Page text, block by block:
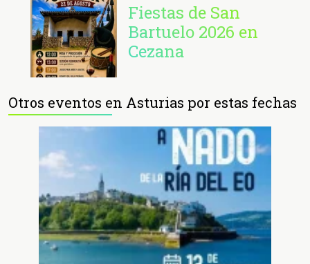
Fiestas de San
Bartuelo 2026 en
Cezana
Otros eventos en Asturias por estas fechas